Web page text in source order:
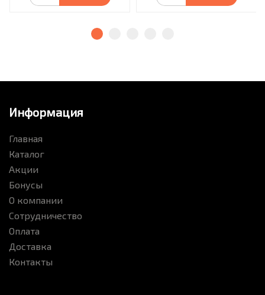
Информация
Главная
Каталог
Акции
Бонусы
О компании
Сотрудничество
Оплата
Доставка
Контакты